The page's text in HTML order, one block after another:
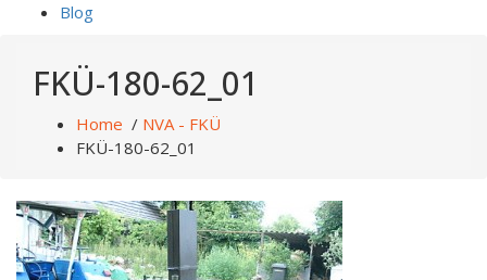
Blog
FKÜ-180-62_01
Home / NVA - FKÜ
FKÜ-180-62_01